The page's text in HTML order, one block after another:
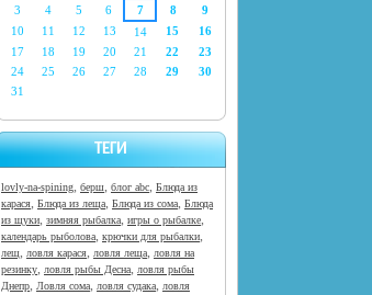
3
4 5 6 7 8
9
10
11 12 13 14 15
16
17
18 19 20 21 22
23
24
25 26 27 28 29
30
31
ТЕГИ
lovly-na-spining, берш, блог abc, Блюда из
карася, Блюда из леща, Блюда из сома, Блюда
из щуки, зимняя рыбалка, игры о рыбалке,
календарь рыболова, крючки для рыбалки,
лещ, ловля карася, ловля леща, ловля на
резинку, ловля рыбы Десна, ловля рыбы
Днепр, Ловля сома, ловля судака, ловля